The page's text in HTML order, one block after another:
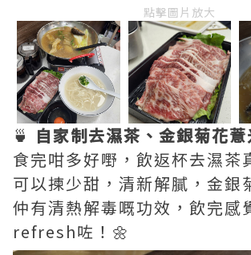
點擊圖片放大
🍵 自家制去濕茶、金銀菊花薏
食完咁多好嘢，飲返杯去濕茶
可以揀少甜，清新解膩，金銀
仲有清熱解毒嘅功效，飲完感
refresh咗！🌼